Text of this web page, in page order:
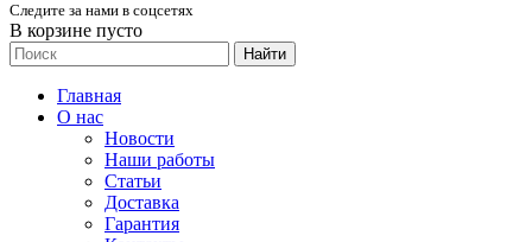
Следите за нами в соцсетях
В корзине пусто
Найти
Главная
О нас
Новости
Наши работы
Статьи
Доставка
Гарантия